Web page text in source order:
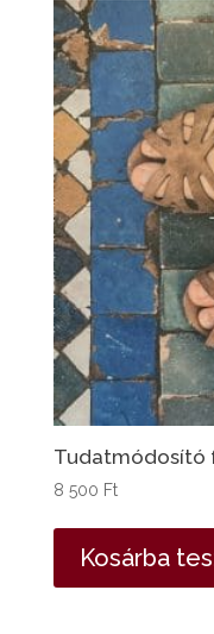
Tudatmódosító
8 500 Ft
Kosárba